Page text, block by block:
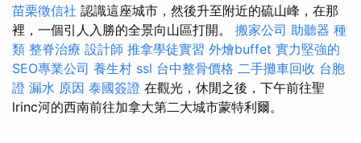
苗栗徵信社 認識這座城市，然後升至附近的硫山峰，在那
裡，一個引人入勝的全景向山區打開。 搬家公司 助聽器 種
類 整脊治療 設計師 推拿學徒實習 外燴buffet 實力堅強的
SEO專業公司 養生村 ssl 台中整骨價格 二手攤車回收 台胞
證 漏水 原因 泰國簽證 在觀光，休閒之後，下午前往聖
lrinc河的西南前往加拿大第二大城市蒙特利爾。